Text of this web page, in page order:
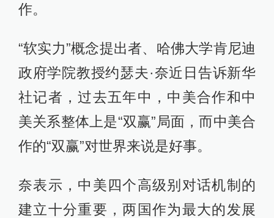
作。
“软实力”概念提出者、哈佛大学肯尼迪
政府学院教授约瑟夫·奈近日告诉新华
社记者，过去五年中，中美合作和中
美关系整体上是“双赢”局面，而中美合
作的“双赢”对世界来说是好事。
奈表示，中美四个高级别对话机制的
建立十分重要，两国作为最大的发展